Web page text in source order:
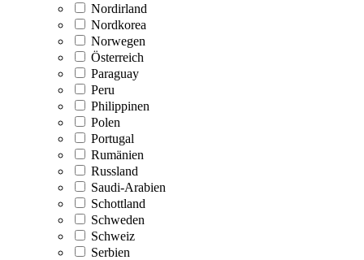
Nordirland
Nordkorea
Norwegen
Österreich
Paraguay
Peru
Philippinen
Polen
Portugal
Rumänien
Russland
Saudi-Arabien
Schottland
Schweden
Schweiz
Serbien